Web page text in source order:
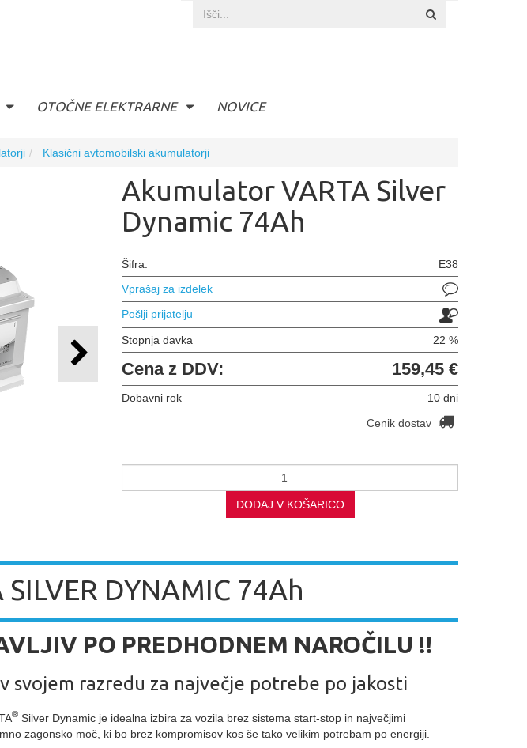
OTOČNE ELEKTRARNE NOVICE
Klasični avtomobilski akumulatorji
Akumulator VARTA Silver
Dynamic 74Ah
Šifra:
E38
Vprašaj za izdelek
Pošlji prijatelju
Stopnja davka 22 %
Cena z DDV: 159,45 €
Dobavni rok
10 dni
Cenik dostav
DODAJ V KOŠARICO
SILVER DYNAMIC 74Ah
PO PREDHODNEM NAROČILU !!
svojem razredu za največje potrebe po jakosti
® Silver Dynamic je idealna izbira za vozila brez sistema start-stop in največjimi
zagonsko moč, ki bo brez kompromisov kos še tako velikim potrebam po energiji.